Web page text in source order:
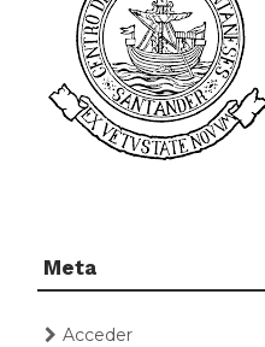
Meta
Acceder